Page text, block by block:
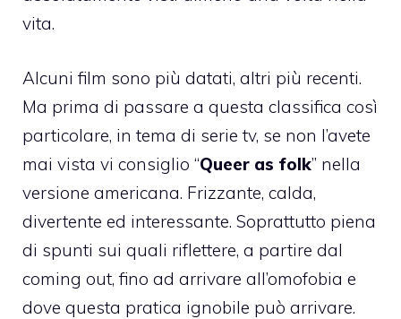
vita.
Alcuni film sono più datati, altri più recenti.
Ma prima di passare a questa classifica così
particolare, in tema di serie tv, se non l’avete
mai vista vi consiglio “Queer as folk” nella
versione americana. Frizzante, calda,
divertente ed interessante. Soprattutto piena
di spunti sui quali riflettere, a partire dal
coming out, fino ad arrivare all’omofobia e
dove questa pratica ignobile può arrivare.